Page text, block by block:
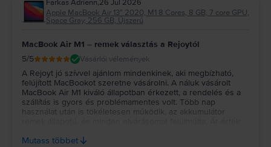
Farkas Adrienn,26 Jul 2026
Apple MacBook Air 13″ 2020, M1 8 Cores, 8 GB, 7 core GPU,
Space Gray, 256 GB, Újszerű
MacBook Air M1 – remek választás a Rejoytól
5/5 Vásárlói vélemények
A Rejoyt jó szívvel ajánlom mindenkinek, aki megbízható,
felújított MacBookot szeretne vásárolni. A náluk vásárolt
MacBook Air M1 kiváló állapotban érkezett, a rendelés és a
szállítás is gyors és problémamentes volt. Több nap
használat után is tökéletesen működik, az akkumulátor
vásárolnék tőlük újra.
Mutass többet